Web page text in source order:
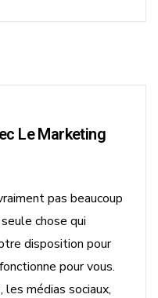
Le Marketing
pas beaucoup
chose qui
disposition pour
pour vous.
médias sociaux,